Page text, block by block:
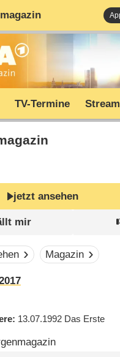
TV-Termine
jetzt ansehen
Magazin
13.07.1992 Das Erste